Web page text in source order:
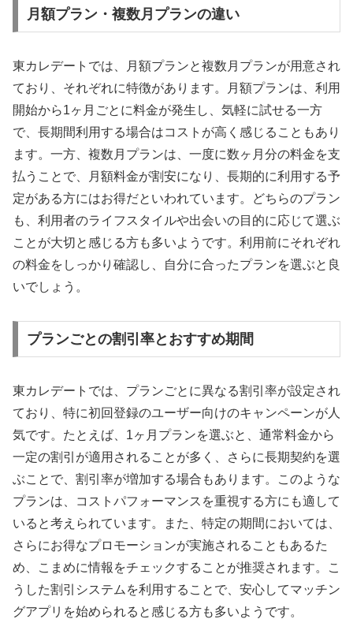
月額プラン・複数月プランの違い
東カレデートでは、月額プランと複数月プランが用意され
ており、それぞれに特徴があります。月額プランは、利用
開始から1ヶ月ごとに料金が発生し、気軽に試せる一方
で、長期間利用する場合はコストが高く感じることもあり
ます。一方、複数月プランは、一度に数ヶ月分の料金を支
払うことで、月額料金が割安になり、長期的に利用する予
定がある方にはお得だといわれています。どちらのプラン
も、利用者のライフスタイルや出会いの目的に応じて選ぶ
ことが大切と感じる方も多いようです。利用前にそれぞれ
の料金をしっかり確認し、自分に合ったプランを選ぶと良
いでしょう。
プランごとの割引率とおすすめ期間
東カレデートでは、プランごとに異なる割引率が設定され
ており、特に初回登録のユーザー向けのキャンペーンが人
気です。たとえば、1ヶ月プランを選ぶと、通常料金から
一定の割引が適用されることが多く、さらに長期契約を選
ぶことで、割引率が増加する場合もあります。このような
プランは、コストパフォーマンスを重視する方にも適して
いると考えられています。また、特定の期間においては、
さらにお得なプロモーションが実施されることもあるた
め、こまめに情報をチェックすることが推奨されます。こ
うした割引システムを利用することで、安心してマッチン
グアプリを始められると感じる方も多いようです。